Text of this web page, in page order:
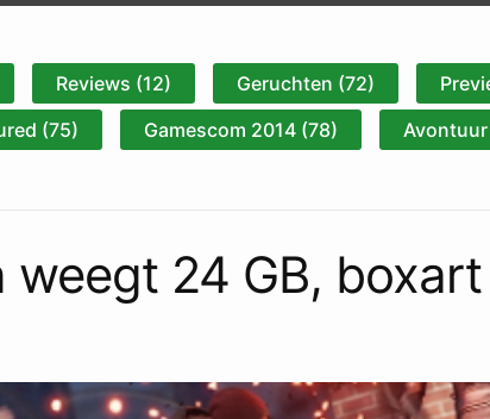
Reviews (12) Geruchten (72)
(75) Gamescom 2014 (78) Avontuur
weegt 24 GB,